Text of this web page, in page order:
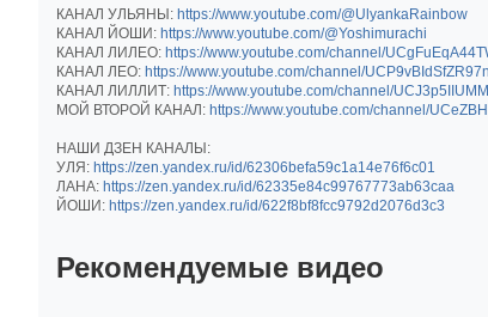
КАНАЛ УЛЬЯНЫ: https://www.youtube.com/@UlyankaRainbow
КАНАЛ ЙОШИ: https://www.youtube.com/@Yoshimurachi
КАНАЛ ЛИЛЕО: https://www.youtube.com/channel/
КАНАЛ ЛЕО: https://www.youtube.com/channel/
КАНАЛ ЛИЛЛИТ: https://www.youtube.com/channel/
МОЙ ВТОРОЙ КАНАЛ: https://www.youtube.com/channel/
НАШИ ДЗЕН КАНАЛЫ:
УЛЯ: https://zen.yandex.ru/id/62306befa59c1a14e76f6c01
ЛАНА: https://zen.yandex.ru/id/62335e84c99767773ab63caa
ЙОШИ: https://zen.yandex.ru/id/622f8bf8fcc9792d2076d3c3
Рекомендуемые видео